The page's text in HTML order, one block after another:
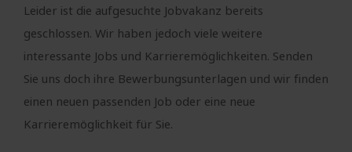
Leider ist die aufgesuchte Jobvakanz bereits
geschlossen. Wir haben jedoch viele weitere
interessante Jobs und Karrieremöglichkeiten. Senden
Sie uns doch ihre Bewerbungsunterlagen und wir finden
einen neuen passenden Job oder eine neue
Karrieremöglichkeit für Sie.